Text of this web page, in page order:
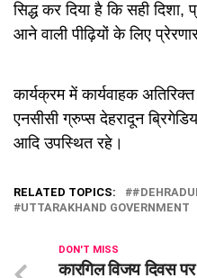
सिद्ध कर दिया है कि सही
आने वाली पीढ़ियों के लिए
कार्यक्रम में कार्यवाहक
एनसीसी ग्रुप्स देहरादून
आदि उपस्थित रहे।
RELATED TOPICS:
UTTARAKHAND GOVERNMENT
DON'T MISS
कारगिल विजय दिवस